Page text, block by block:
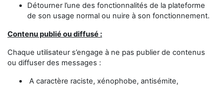
Détourner l’une des fonctionnalités de la plateforme
de son usage normal ou nuire à son fonctionnement.
Contenu publié ou diffusé :
Chaque utilisateur s’engage à ne pas publier de contenus
ou diffuser des messages :
A caractère raciste, xénophobe, antisémite,